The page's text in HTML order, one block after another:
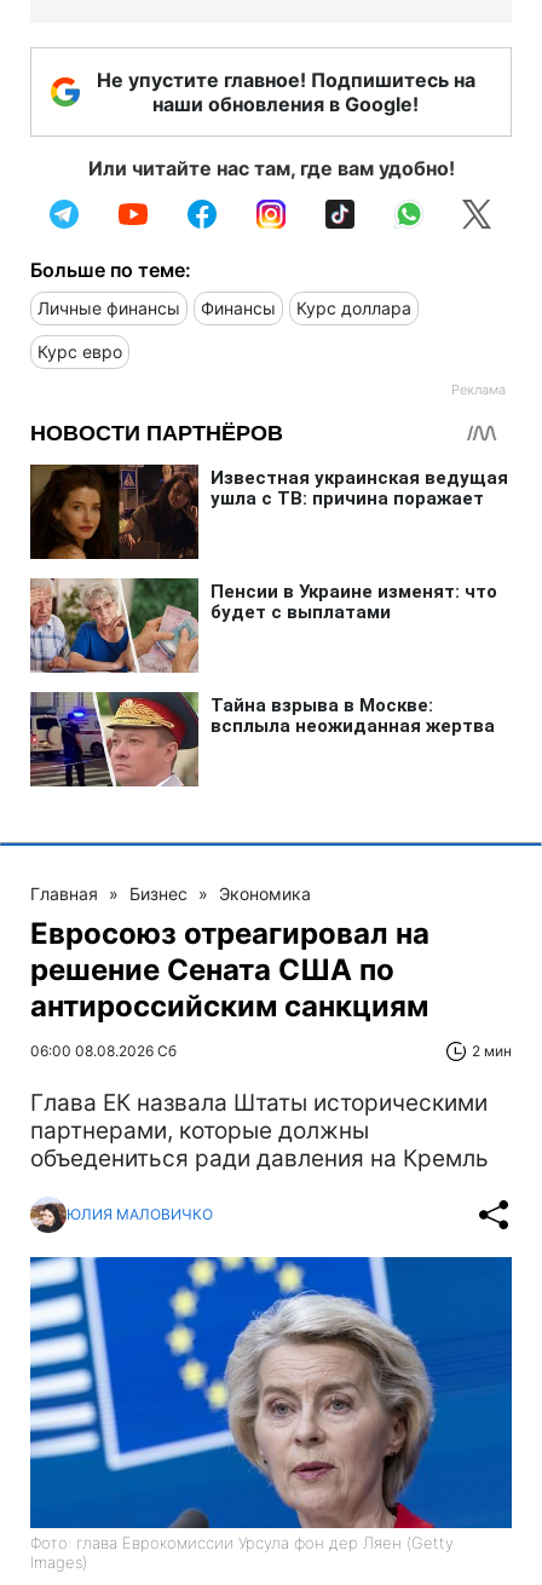
Не упустите главное! Подпишитесь на
наши обновления в Google!
Или читайте нас там, где вам удобно!
Больше по теме:
Личные финансы Финансы Курс доллара
Курс евро
Главная » Бизнес » Экономика
Евросоюз отреагировал на
решение Сената США по
антироссийским санкциям
06:00 08.08.2026 Сб 2 мин
Глава ЕК назвала Штаты историческими
партнерами, которые должны
объедениться ради давления на Кремль
ЮЛИЯ МАЛОВИЧКО
Фото: глава Еврокомиссии Урсула фон дер Ляен (Getty
Images)